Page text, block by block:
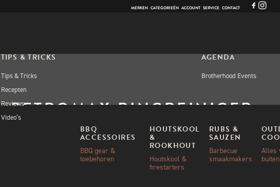
MERKEN CATEGORIEËN ACCOUNT SERVICE CONTACT
BBQ
ACCESSOIRES
BBQ gear &
toebehoren
HOUTSKOOL
&
ROOKHOUT
Houtskool &
firestarters
RUBS &
SAUZEN
Barbecue
smaakmakers
Alles
TIPS & TRICKS
Tips & Tricks
Recepten
Reviews
Video’s
AGENDA
Brotherhood Events
PETROMAX RINGREINIGER
RVS MATJE KLEIN